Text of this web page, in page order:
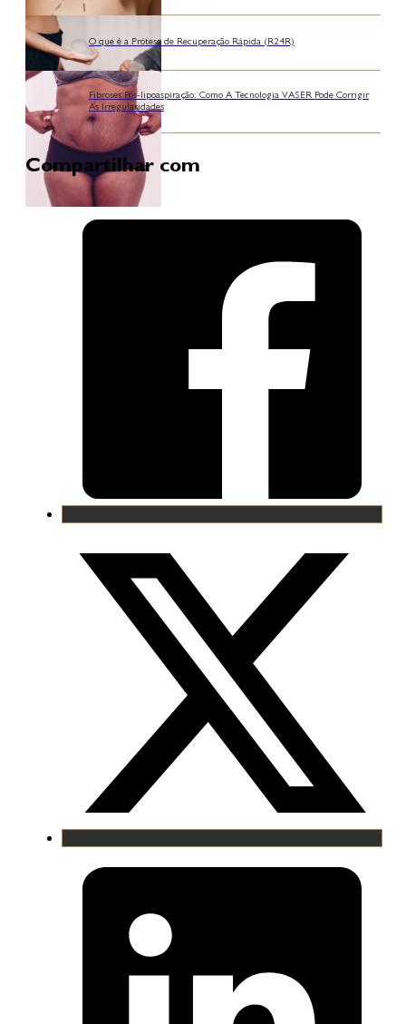
O que é a Prótese de Recuperação Rápida (R24R)
Fibroses Pós-lipoaspiração: Como A Tecnologia VASER Pode Corrigir
As Irregularidades
Compartilhar com